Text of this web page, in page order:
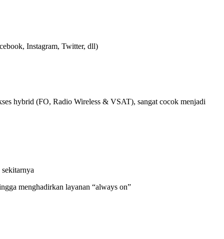
Instagram, Twitter, dll)
hybrid (FO, Radio Wireless & VSAT), sangat cocok menjadi
menghadirkan layanan “always on”